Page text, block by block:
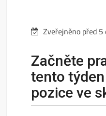
Zveřejněno před 5
Začněte
tento
pozice ve